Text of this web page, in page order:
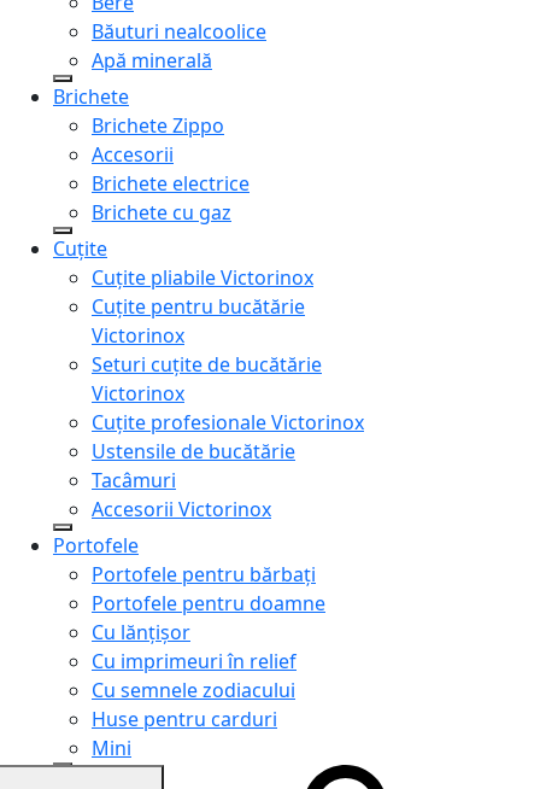
Băuturi nealcoolice
Apă minerală
Brichete
Brichete Zippo
Accesorii
Brichete electrice
Brichete cu gaz
Cuțite
Cuțite pliabile Victorinox
Cuțite pentru bucătărie
Victorinox
Seturi cuțite de bucătărie
Victorinox
Cuțite profesionale Victorinox
Ustensile de bucătărie
Tacâmuri
Accesorii Victorinox
Portofele
Portofele pentru bărbați
Portofele pentru doamne
Cu lănțișor
Cu imprimeuri în relief
Cu semnele zodiacului
Huse pentru carduri
Mini